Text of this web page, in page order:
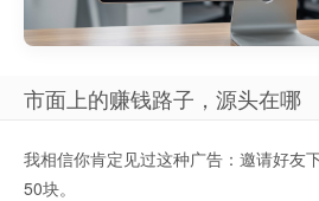
市面上的赚钱路子，源头在哪
我相信你肯定见过这种广告：邀请好友
50块。